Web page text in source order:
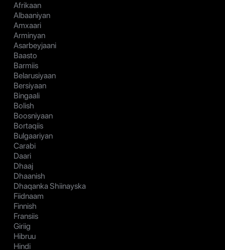
Afrikaan
Albaaniyan
Amxaari
Arminyan
Asarbeyjaani
Baasto
Barmiis
Belarusiyaan
Bersiyaan
Bingaali
Bolish
Boosniyaan
Bortaqiis
Bulgaariyan
Carabi
Daari
Dhaaj
Dhaanish
Dhaqanka Shiinayska
Fiidnaam
Finnish
Fransiis
Giriig
Hibruu
Hindi